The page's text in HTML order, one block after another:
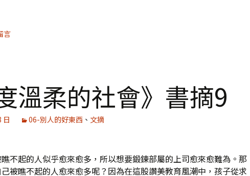
度占星學裡的羅睺和計都
言
溫柔的社會》書摘9
日 06-別人的好東西 、 文摘
不起的人似乎愈來愈多，所以想要鍛鍊部屬的上司愈來愈難為。那
被瞧不起的人愈來愈多呢？因為在這股讚美教育風潮中，孩子從求